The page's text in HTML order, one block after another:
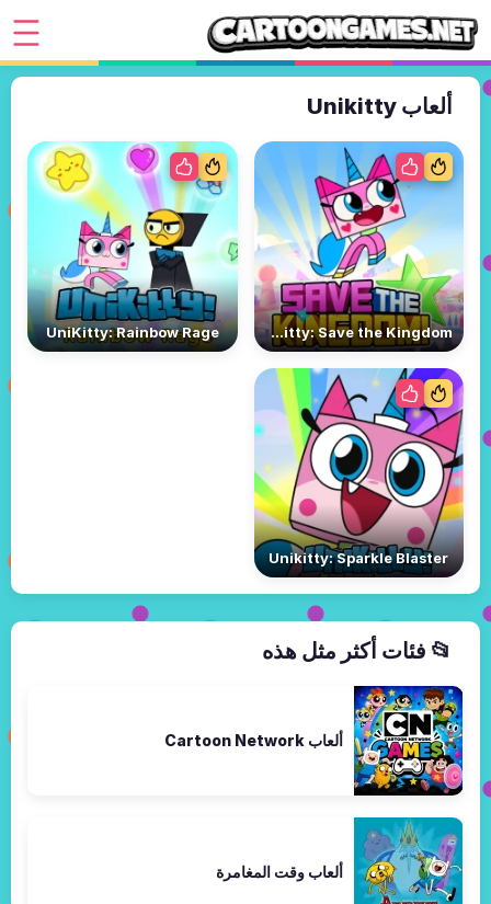
ألعاب Unikitty
Unikitty: Save the Kingdom
UniKitty: Rainbow Rage
Unikitty: Sparkle Blaster
📂 فئات أكثر مثل هذه
ألعاب Cartoon Network
ألعاب وقت المغامرة